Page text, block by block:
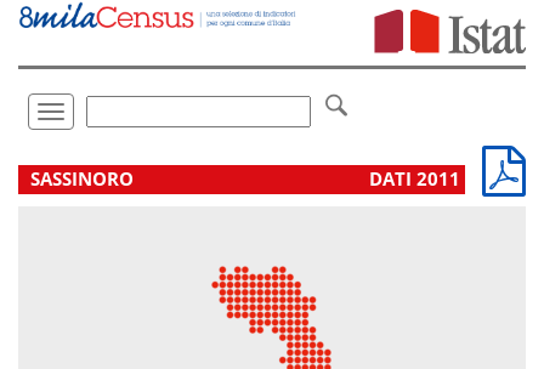
Vai
direttamente
Toggle
navigation
.
SASSINORO DATI 2011